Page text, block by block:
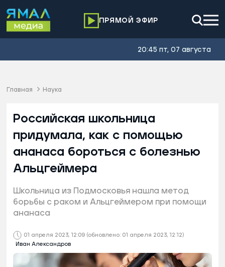
ПРЯМОЙ ЭФИР
20:45 пт, 07 августа
Главная Наука
01 апреля 2023, 12:09 (обновлено: 01 апреля 2023, 12:12)
Иван Александров
Российская школьница
придумала, как с помощью
ананаса бороться с болезнью
Альцгеймера
Школьница из Подмосковья нашла метод
борьбы с раком и Альцгеймером при помощи
ананаса